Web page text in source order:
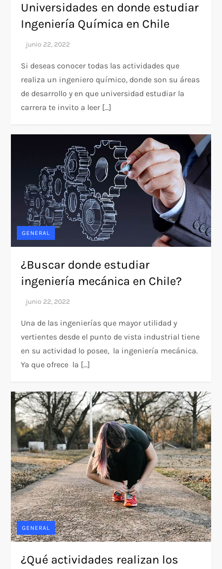
Universidades en donde estudiar
Ingeniería Química en Chile
Si deseas conocer todas las actividades que
realiza un ingeniero químico, donde son su áreas
de desarrollo y en que universidad estudiar la
carrera te invito a leer […]
GENERAL
¿Buscar donde estudiar
ingeniería mecánica en Chile?
Una de las ingenierías que mayor utilidad y
vertientes desde el punto de vista industrial tiene
en su actividad lo posee, la ingeniería mecánica.
Ya que ofrece la […]
GENERAL
¿Qué actividades realizan los